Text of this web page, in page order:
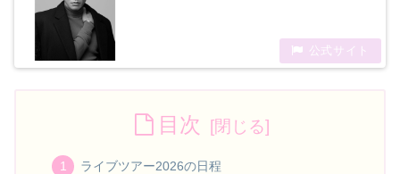
目次
ライブツアー2026の日程